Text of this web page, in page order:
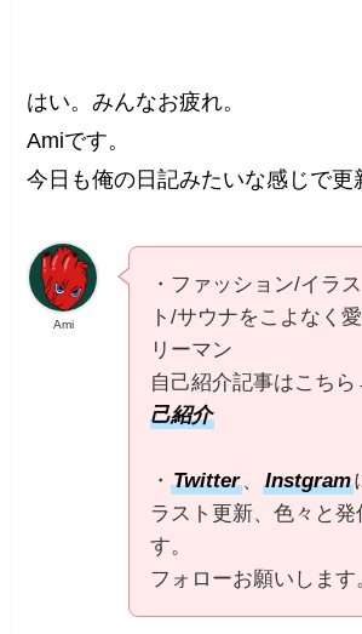
はい。みんなお疲れ。
Amiです。
今日も俺の日記みたいな感じで更
Ami
・ファッション/イラ
ト/サウナをこよなく
リーマン
自己紹介記事はこち
己紹介
・Twitter、Instgram
ラスト更新、色々と発
す。
フォローお願いします